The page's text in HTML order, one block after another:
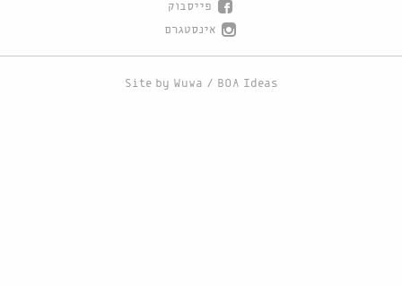
פייסבוק
אינסטגרם
Site by Wuwa / BOA Ideas